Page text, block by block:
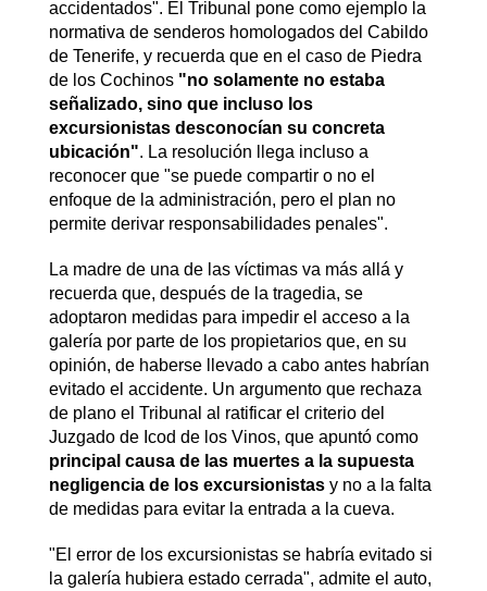
accidentados". El Tribunal pone como ejemplo la
normativa de senderos homologados del Cabildo
de Tenerife, y recuerda que en el caso de Piedra
de los Cochinos"no solamente no estaba
señalizado, sino que incluso los
excursionistas desconocían su concreta
ubicación". La resolución llega incluso a
reconocer que "se puede compartir o no el
enfoque de la administración, pero el plan no
permite derivar responsabilidades penales".
La madre de una de las víctimas va más allá y
recuerda que, después de la tragedia, se
adoptaron medidas para impedir el acceso a la
galería por parte de los propietarios que, en su
opinión, de haberse llevado a cabo antes habrían
evitado el accidente. Un argumento que rechaza
de plano el Tribunal al ratificar el criterio del
Juzgado de Icod de los Vinos, que apuntó como
principal causa de las muertes a la supuesta
negligencia de los excursionistas y no a la falta
de medidas para evitar la entrada a la cueva.
"El error de los excursionistas se habría evitado si
la galería hubiera estado cerrada", admite el auto,